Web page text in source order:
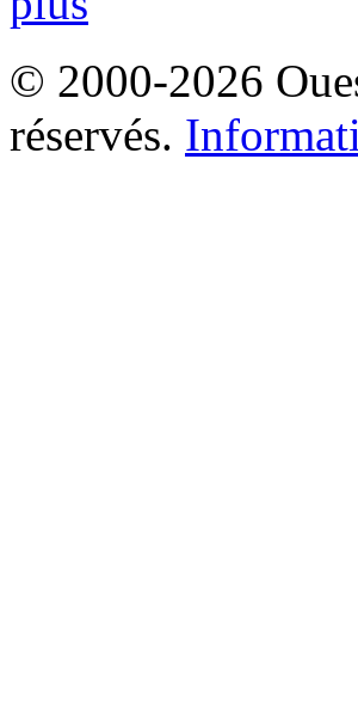
© 2000-2026
réservés.